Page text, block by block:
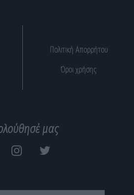
Πολιτική Απορρήτου
Όροι χρήσης
μας